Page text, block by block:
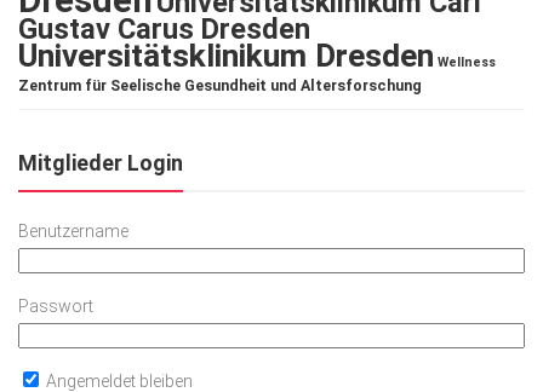
Gustav Carus Dresden
Universitätsklinikum Dresden Wellness
Zentrum für Seelische Gesundheit und Altersforschung
Mitglieder Login
Benutzername
Passwort
Angemeldet bleiben